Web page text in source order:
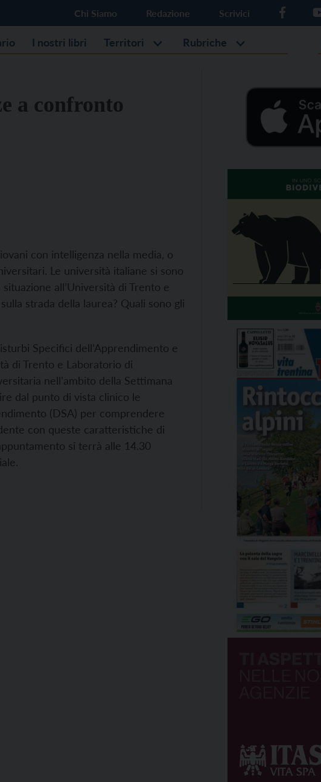
Chi Siamo Redazione Scrivici
I nostri libri Territori Rubriche
a confronto
con intelligenza nella media, o
Le università italiane si sono
all’Università di Trento e
strada della laurea? Quali sono gli
Specifici dell’Apprendimento e
di Trento e Laboratorio di
nell’ambito della Settimana
dal punto di vista clinico le
(DSA) per comprendere
con queste caratteristiche di
si terrà alle 14.30